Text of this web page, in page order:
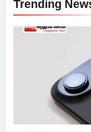
Trending